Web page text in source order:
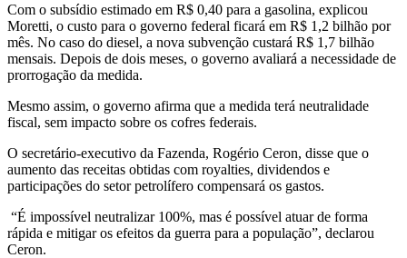
Com o subsídio estimado em R$ 0,40 para a gasolina, explicou
Moretti, o custo para o governo federal ficará em R$ 1,2 bilhão por
mês. No caso do diesel, a nova subvenção custará R$ 1,7 bilhão
mensais. Depois de dois meses, o governo avaliará a necessidade de
prorrogação da medida.
Mesmo assim, o governo afirma que a medida terá neutralidade
fiscal, sem impacto sobre os cofres federais.
O secretário-executivo da Fazenda, Rogério Ceron, disse que o
aumento das receitas obtidas com royalties, dividendos e
participações do setor petrolífero compensará os gastos.
“É impossível neutralizar 100%, mas é possível atuar de forma
rápida e mitigar os efeitos da guerra para a população”, declarou
Ceron.